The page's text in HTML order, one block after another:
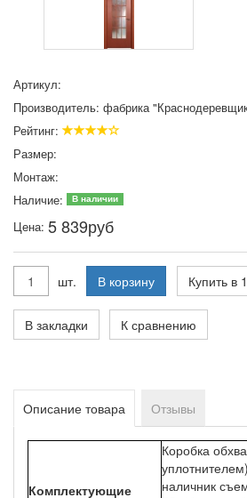
Артикул:
Производитель: фабрика
Рейтинг:
Размер:
Монтаж:
Наличие:
В наличии
Цена: 5 839руб
шт. В корзину Купить в
В закладки К сравнению
Описание товара Отзывы
Комплектующие
Коробка
наличник